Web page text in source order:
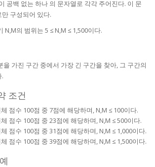
공백 없는 하나 의 문자열로 각각 주어진다. 이 문
구성되어 있다.
N,M의 범위는 5 ≤ N,M ≤ 1,500이다.
을 가진 구간 중에서 가장 긴 구간을 찾아, 그 구간의
조건
점수 100점 중 7점에 해당하며, N,M ≤ 100이다.
점수 100점 중 23점에 해당하며, N,M ≤ 500이다.
점수 100점 중 31점에 해당하며, N,M ≤ 1,000이다.
점수 100점 중 39점에 해당하며, N,M ≤ 1,500이다.